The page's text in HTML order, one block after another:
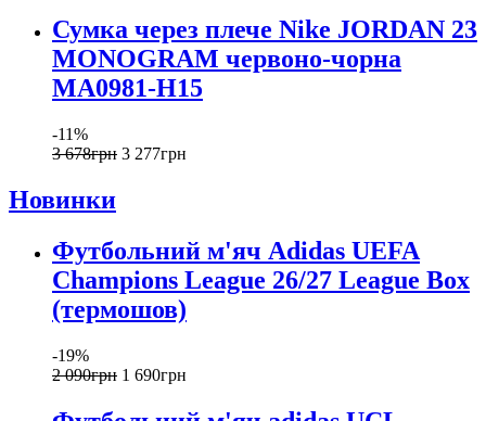
Сумка через плече Nike JORDAN 23
MONOGRAM червоно-чорна
MA0981-H15
-11%
3 678грн 3 277грн
Новинки
Футбольний м'яч Adidas UEFA
Champions League 26/27 League Box
(термошов)
-19%
2 090грн 1 690грн